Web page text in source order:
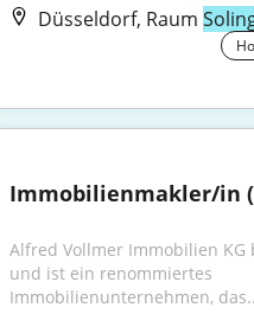
Düsseldorf, Raum
Immobilienmakler/in
Alfred Vollmer Immobilien KG
und ist ein renommiertes
Immobilienunternehmen,